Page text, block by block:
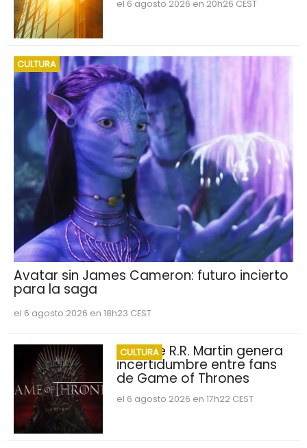
el 6 agosto 2026 en 20h26 CEST
CULTURA
Avatar sin James Cameron: futuro incierto
para la saga
el 6 agosto 2026 en 18h23 CEST
CULTURA
George R.R. Martin genera
incertidumbre entre fans
de Game of Thrones
el 6 agosto 2026 en 17h22 CEST